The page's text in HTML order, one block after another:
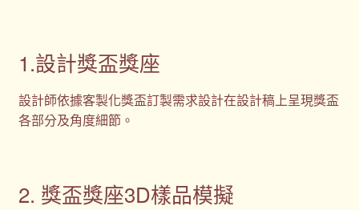
1.設計獎盃獎座
設計師依據客製化獎盃訂製需求設計在設計稿上呈現獎盃
各部分及角度細節。
2. 獎盃獎座3D樣品模擬